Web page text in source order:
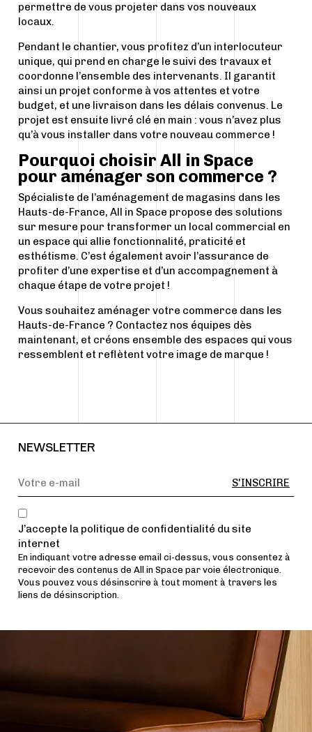
permettre de vous projeter dans vos nouveaux
locaux.
Pendant le chantier, vous profitez d’un interlocuteur
unique, qui prend en charge le suivi des travaux et
coordonne l’ensemble des intervenants. Il garantit
ainsi un projet conforme à vos attentes et votre
budget, et une livraison dans les délais convenus. Le
projet est ensuite livré clé en main : vous n’avez plus
qu’à vous installer dans votre nouveau commerce !
Pourquoi choisir All in Space
pour aménager son commerce ?
Spécialiste de l’aménagement de magasins dans les
Hauts-de-France, All in Space propose des solutions
sur mesure pour transformer un local commercial en
un espace qui allie fonctionnalité, praticité et
esthétisme. C’est également avoir l’assurance de
profiter d’une expertise et d’un accompagnement à
chaque étape de votre projet !
Vous souhaitez aménager votre commerce dans les
Hauts-de-France ? Contactez nos équipes dès
maintenant, et créons ensemble des espaces qui vous
ressemblent et reflètent votre image de marque !
NEWSLETTER
J’accepte la politique de confidentialité du site
internet
En indiquant votre adresse email ci-dessus, vous consentez à
recevoir des contenus de All in Space par voie électronique.
Vous pouvez vous désinscrire à tout moment à travers les
liens de désinscription.